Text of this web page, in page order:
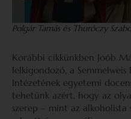
Polgár Tamás és Thuróczy
Korábbi cikkünkben Joób
lelkigondozó, a
Intézetének egyetemi
tehetünk azért, hogy az
szerep – mint az